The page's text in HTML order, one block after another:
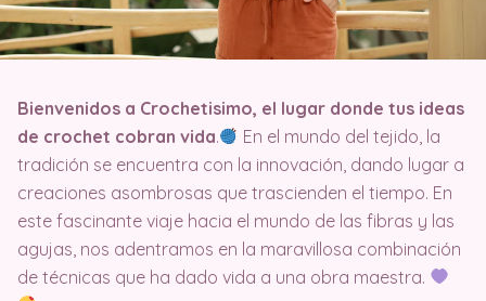
Bienvenidos a Crochetisimo, el lugar donde tus ideas
de crochet cobran vida.
En el mundo del tejido, la
tradición se encuentra con la innovación, dando lugar a
creaciones asombrosas que trascienden el tiempo. En
este fascinante viaje hacia el mundo de las fibras y las
agujas, nos adentramos en la maravillosa combinación
de técnicas que ha dado vida a una obra maestra.